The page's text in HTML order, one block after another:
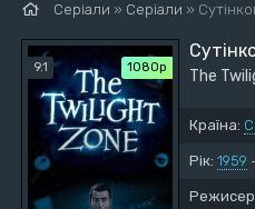
Серіали » Серіали »
9.1 1080p The
Країна:
Рік: 1959